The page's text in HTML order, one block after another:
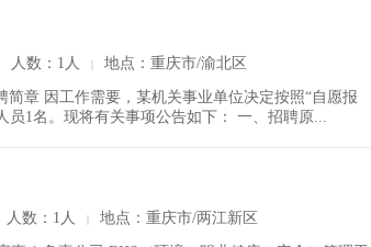
人数：1人 | 地点：重庆市/渝北区
章 因工作需要，某机关事业单位决定按照“自愿报
1名。现将有关事项公告如下： 一、招聘原...
人数：1人 | 地点：重庆市/两江新区